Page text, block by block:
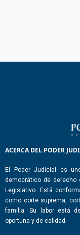
ACERCA DEL PODER
El Poder Judicial es
democrático de derecho
Legislativo. Está
como corte suprema,
familia. Su labor está
oportuna y de calidad.